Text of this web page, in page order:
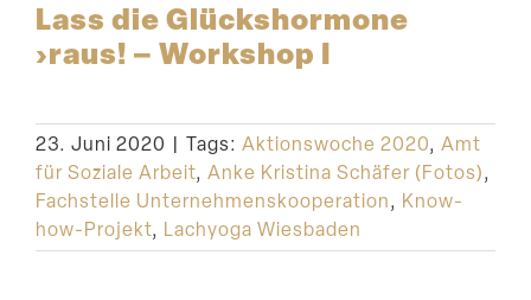
Lass die Glücks­hormone
›raus! – Workshop I
23. Juni 2020 | Tags: Aktionswoche 2020, Amt
für Soziale Arbeit, Anke Kristina Schäfer (Fotos),
Fachstelle Unternehmenskooperation, Know-
how-Projekt, Lachyoga Wiesbaden